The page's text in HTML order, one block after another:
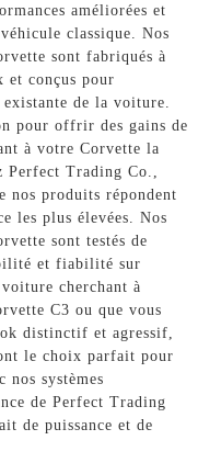
améliorées et
classique. Nos
sont fabriqués à
et conçus pour
de la voiture.
pour offrir des gains de
à votre Corvette la
Perfect Trading Co.,
nos produits répondent
les plus élevées. Nos
sont testés de
et fiabilité sur
cherchant à
C3 ou que vous
distinctif et agressif,
le choix parfait pour
nos systèmes
de Perfect Trading
de puissance et de